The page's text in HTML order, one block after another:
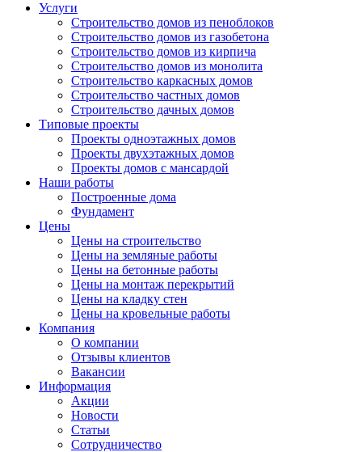
Услуги
Строительство домов из пеноблоков
Строительство домов из газобетона
Строительство домов из кирпича
Строительство домов из монолита
Строительство каркасных домов
Строительство частных домов
Строительство дачных домов
Типовые проекты
Проекты одноэтажных домов
Проекты двухэтажных домов
Проекты домов с мансардой
Наши работы
Построенные дома
Фундамент
Цены
Цены на строительство
Цены на земляные работы
Цены на бетонные работы
Цены на монтаж перекрытий
Цены на кладку стен
Цены на кровельные работы
Компания
О компании
Отзывы клиентов
Вакансии
Информация
Акции
Новости
Статьи
Сотрудничество